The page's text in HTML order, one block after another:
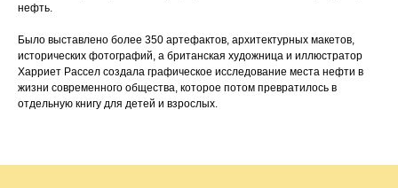
нефть.
Было выставлено более 350 артефактов, архитектурных макетов,
исторических фотографий, а британская художница и иллюстратор
Харриет Рассел создала графическое исследование места нефти в
жизни современного общества, которое потом превратилось в
отдельную книгу для детей и взрослых.